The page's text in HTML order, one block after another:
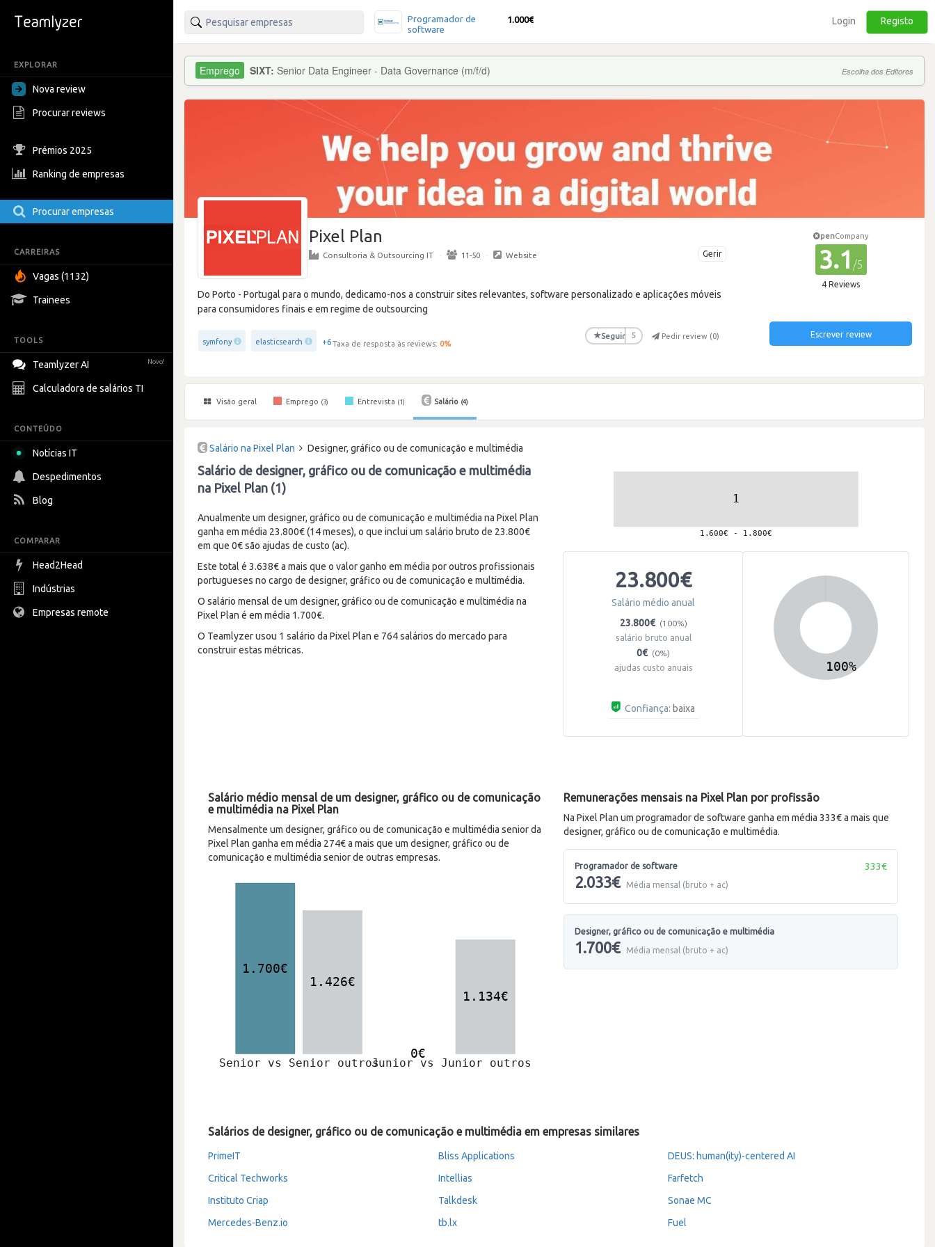
EXPLORAR
Nova review
Procurar reviews
Prémios 2025
Ranking de empresas
Procurar empresas
CARREIRAS
Vagas (1132)
Trainees
TOOLS
Teamlyzer AI Novo!
Calculadora de salários TI
CONTEÚDO
Notícias IT
Despedimentos
Blog
COMPARAR
Head2Head
Indústrias
Empresas remote
Programador de
software
1.000€ Login Registo
SIXT: Senior Data Engineer - Data Governance (m/f/d) Escolha dos Editores
Pixel Plan
Gerir
Consultoria & Outsourcing IT · 11-50 · Website
Do Porto - Portugal para o mundo, dedicamo-nos a construir sites relevantes, software personalizado e aplicações móveis
para consumidores finais e em regime de outsourcing
symfony elasticsearch +6Taxa de resposta às reviews: 0%
★Seguir 5 Pedir review (0)
penCompany
3.1 /5
4 Reviews
Escrever review
Visão geral Emprego (3) Entrevista (1) Salário (4)
Salário na Pixel Plan Designer, gráfico ou de comunicação e multimédia
Salário de designer, gráfico ou de comunicação e multimédia
na Pixel Plan (1)
Anualmente um designer, gráfico ou de comunicação e multimédia na Pixel Plan
ganha em média 23.800€ (14 meses), o que inclui um salário bruto de 23.800€
em que 0€ são ajudas de custo (ac).
Este total é 3.638€ a mais que o valor ganho em média por outros profissionais
portugueses no cargo de designer, gráfico ou de comunicação e multimédia.
O salário mensal de um designer, gráfico ou de comunicação e multimédia na
Pixel Plan é em média 1.700€.
O Teamlyzer usou 1 salário da Pixel Plan e 764 salários do mercado para
construir estas métricas.
23.800€
Salário médio anual
23.800€ (100%)
salário bruto anual
0€ (0%)
ajudas custo anuais
Confiança: baixa
Salário médio mensal de um designer, gráfico ou de comunicação
e multimédia na Pixel Plan
Mensalmente um designer, gráfico ou de comunicação e multimédia senior da
Pixel Plan ganha em média 274€ a mais que um designer, gráfico ou de
comunicação e multimédia senior de outras empresas.
Remunerações mensais na Pixel Plan por profissão
Na Pixel Plan um programador de software ganha em média 333€ a mais que
designer, gráfico ou de comunicação e multimédia.
Programador de software
2.033€ Média mensal (bruto + ac)
333€
Designer, gráfico ou de comunicação e multimédia
1.700€ Média mensal (bruto + ac)
Salários de designer, gráfico ou de comunicação e multimédia em empresas similares
PrimeIT Bliss Applications
DEUS: human(ity)-centered AI
Critical Techworks
Intellias
Farfetch
Instituto Criap
Talkdesk
Sonae MC
Mercedes-Benz.io
tb.lx Fuel